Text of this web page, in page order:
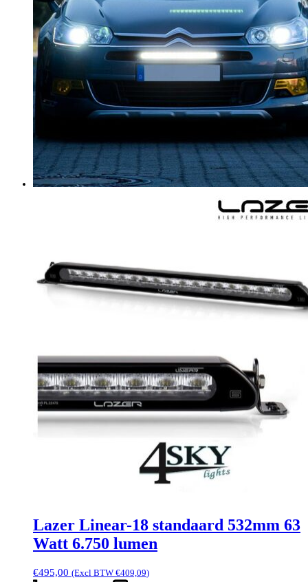
Lazer Linear-18 standaard 532mm 63
Watt 6.750 lumen
€495,00 (Excl BTW €409,09)